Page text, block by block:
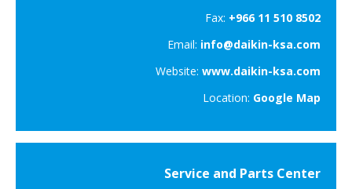
Fax: +966 11 510 8502
Email:info@daikin-ksa.com
Website:www.daikin-ksa.com
Location:Google Map
Service and Parts Center